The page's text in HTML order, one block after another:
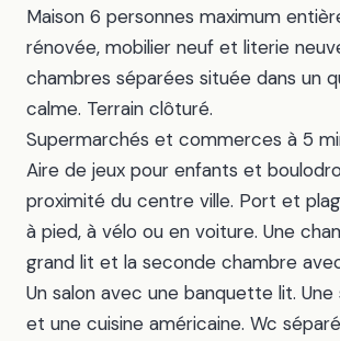
Maison 6 personnes maximum
rénovée, mobilier neuf et literie
chambres séparées située dans un
calme. Terrain clôturé.
Supermarchés et commerces à 5
Aire de jeux pour enfants et
proximité du centre ville. Port et
à pied, à vélo ou en voiture. Une
grand lit et la seconde chambre
Un salon avec une banquette lit. Une
et une cuisine américaine. Wc